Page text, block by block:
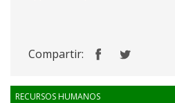
Compartir:
RECURSOS HUMANOS